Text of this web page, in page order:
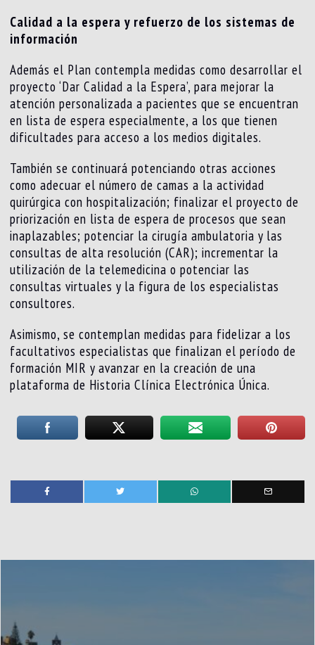
Calidad a la espera y refuerzo de los sistemas de
información
Además el Plan contempla medidas como desarrollar el
proyecto ‘Dar Calidad a la Espera’, para mejorar la
atención personalizada a pacientes que se encuentran
en lista de espera especialmente, a los que tienen
dificultades para acceso a los medios digitales.
También se continuará potenciando otras acciones
como adecuar el número de camas a la actividad
quirúrgica con hospitalización; finalizar el proyecto de
priorización en lista de espera de procesos que sean
inaplazables; potenciar la cirugía ambulatoria y las
consultas de alta resolución (CAR); incrementar la
utilización de la telemedicina o potenciar las
consultas virtuales y la figura de los especialistas
consultores.
Asimismo, se contemplan medidas para fidelizar a los
facultativos especialistas que finalizan el período de
formación MIR y avanzar en la creación de una
plataforma de Historia Clínica Electrónica Única.